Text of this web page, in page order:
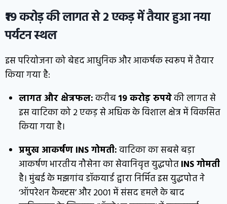
₹19 करोड़ की लागत से 2 एकड़ में तैयार हुआ नया
पर्यटन स्थल
इस परियोजना को बेहद आधुनिक और आकर्षक स्वरूप में तैयार
किया गया है:
लागत और क्षेत्रफल:करीब19 करोड़ रुपयेकी लागत से
इस वाटिका को 2 एकड़ से अधिक के विशाल क्षेत्र में विकसित
किया गया है।
प्रमुख आकर्षण INS गोमती:वाटिका का सबसे बड़ा
आकर्षण भारतीय नौसेना का सेवानिवृत्त युद्धपोतINS गोमती
है। मुंबई के मझगांव डॉकयार्ड द्वारा निर्मित इस युद्धपोत ने
‘ऑपरेशन कैक्टस’ और 2001 में संसद हमले के बाद